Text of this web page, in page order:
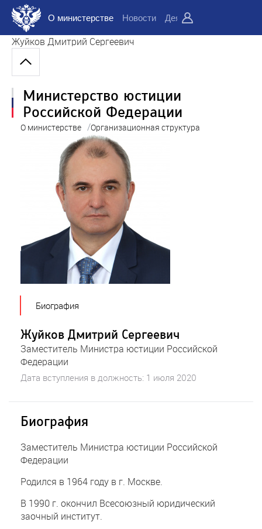
О министерстве Новости Деятельность
Жуйков Дмитрий Сергеевич
Министерство юстиции
Российской Федерации
О министерстве /Организационная структура
Биография
Жуйков Дмитрий Сергеевич
Заместитель Министра юстиции Российской
Федерации
Дата вступления в должность: 1 июля 2020
Биография
Заместитель Министра юстиции Российской
Федерации
Родился в 1964 году в г. Москве.
В 1990 г. окончил Всесоюзный юридический
заочный институт.